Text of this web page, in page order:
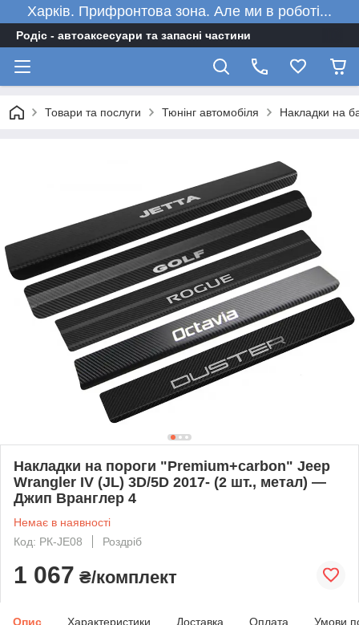
Харків. Прифронтова зона. Але ми в роботі...
Родіс - автоаксесуари та запасні частини
Товари та послуги Тюнінг автомобіля Накладки на
Накладки на пороги "Premium+carbon" Jeep
Wrangler IV (JL) 3D/5D 2017- (2 шт., метал) —
Джип Вранглер 4
Немає в наявності
Код: PК-JE08
Роздріб
1 067 ₴/комплект
Опис Характеристики Доставка Оплата Умови